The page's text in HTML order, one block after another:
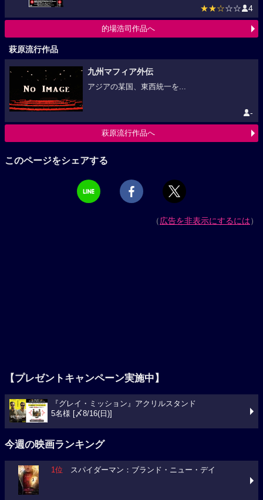
★★☆☆☆ 4
的場浩司作品へ
萩原流行作品
九州マフィア外伝
アジアの某国、東西統一を...
-
萩原流行作品へ
このページをシェアする
（広告を非表示にするには）
【プレゼントキャンペーン実施中】
『グレイ・ミッション』アクリルスタンド
5名様 [〆8/16(日)]
今週の映画ランキング
1位 スパイダーマン：ブランド・ニュー・デイ